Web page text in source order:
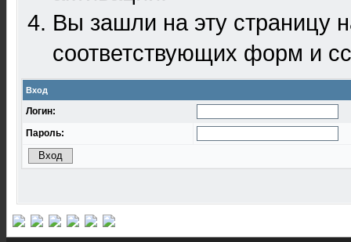
Вы зашли на эту
соответствующих форм и
Вход
Логин:
Пароль: